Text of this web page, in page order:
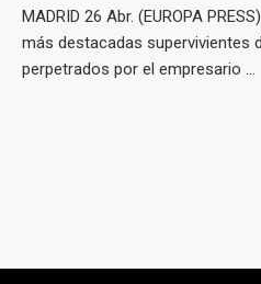
MADRID 26 Abr. (EUROPA
más destacadas supervivientes
perpetrados por el empresario ...